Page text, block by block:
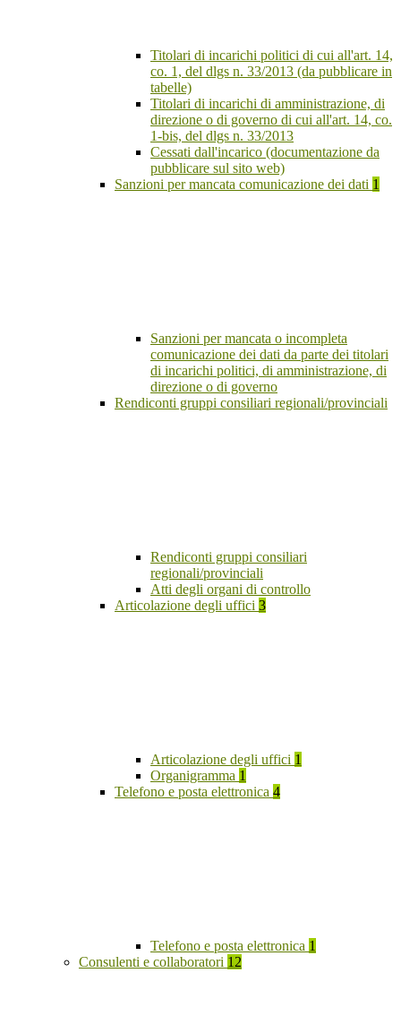
Titolari di incarichi politici di cui all'art. 14,
co. 1, del dlgs n. 33/2013 (da pubblicare in
tabelle)
Titolari di incarichi di amministrazione, di
direzione o di governo di cui all'art. 14, co.
1-bis, del dlgs n. 33/2013
Cessati dall'incarico (documentazione da
pubblicare sul sito web)
Sanzioni per mancata comunicazione dei dati 1
Sanzioni per mancata o incompleta
comunicazione dei dati da parte dei titolari
di incarichi politici, di amministrazione, di
direzione o di governo
Rendiconti gruppi consiliari regionali/provinciali
Rendiconti gruppi consiliari
regionali/provinciali
Atti degli organi di controllo
Articolazione degli uffici 3
Articolazione degli uffici 1
Organigramma 1
Telefono e posta elettronica 4
Telefono e posta elettronica 1
Consulenti e collaboratori 12